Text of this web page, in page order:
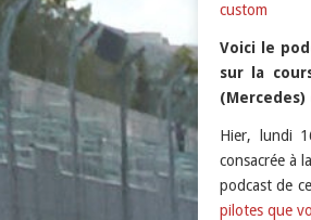
RSS FEED
LINK
EMBED
custom
Voici le
sur la
Hier, lundi
consacrée à
podcast de
pilotes que